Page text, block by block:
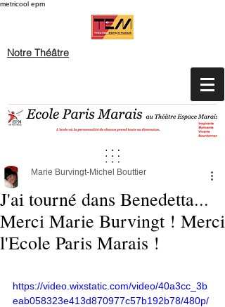
metricool epm
Notre Théâtre
J'ai tourné dans Benedetta...
Merci Marie Burvingt ! Merci
l'Ecole Paris Marais !
Marie Burvingt-Michel Bouttier
https://video.wixstatic.com/video/40a3cc_3b
eab058323e413d870977c57b192b78/480p/